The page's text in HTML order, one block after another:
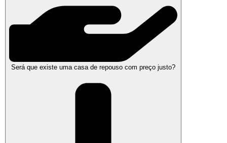
Será que existe uma casa de repouso com preço justo?